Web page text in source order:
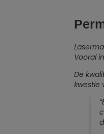
Vooral
De
kwestie